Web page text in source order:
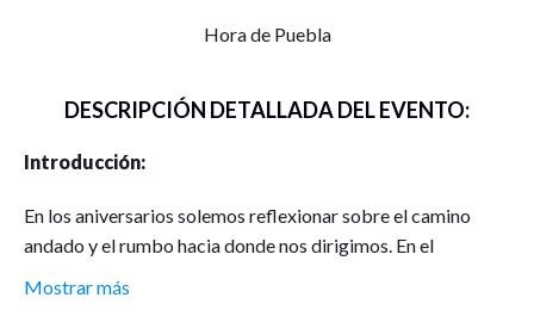
Hora de Puebla
DESCRIPCIÓN DETALLADA DEL EVENTO:
Introducción:
En los aniversarios solemos reflexionar sobre el camino
andado y el rumbo hacia donde nos dirigimos. En el
Mostrar más